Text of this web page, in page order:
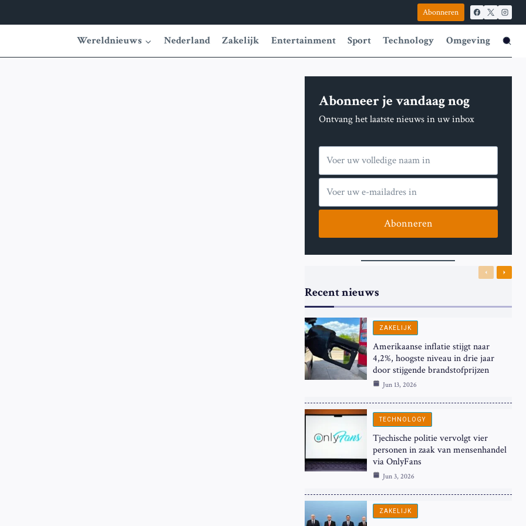
Abonneren
Wereldnieuws Nederland Zakelijk Entertainment Sport Technology Omgeving
Abonneer je vandaag nog
Ontvang het laatste nieuws in uw inbox
Abonneren
Recent nieuws
Previous
Next
ZAKELIJK
Amerikaanse inflatie stijgt naar
4,2%, hoogste niveau in drie jaar
door stijgende brandstofprijzen
Jun 13, 2026
TECHNOLOGY
Tjechische politie vervolgt vier
personen in zaak van mensenhandel
via OnlyFans
Jun 3, 2026
ZAKELIJK